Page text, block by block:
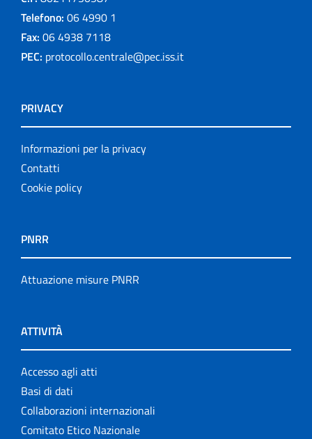
Telefono: 06 4990 1
Fax: 06 4938 7118
PEC: protocollo.centrale@pec.iss.it
PRIVACY
Informazioni per la privacy
Contatti
Cookie policy
PNRR
Attuazione misure PNRR
ATTIVITÀ
Accesso agli atti
Basi di dati
Collaborazioni internazionali
Comitato Etico Nazionale